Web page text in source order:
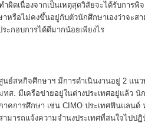
ผิดเนื่องจากเป็นเหตุสุดวิสัยจะได้รับการ
หรือไม่คงขึ้นอยู่กับตัวนักศึกษาเองว่าจะสา
กอบการได้ดีมากน้อยเพียงไร
นย์สหกิจศึกษาฯ มีการดำเนินงานอยู่ 2 แน
. มีเครือข่ายอยู่ในต่างประเทศอยู่แล้ว นั
คการศึกษา เช่น CIMO ประเทศฟินแลนด์
มารถแจ้งความจำนงประเทศที่สนใจไปป